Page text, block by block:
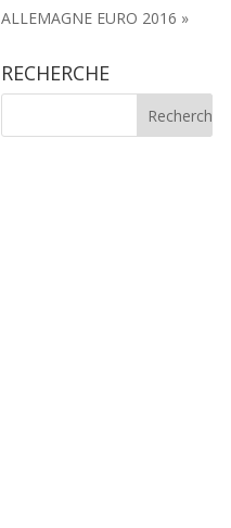
ALLEMAGNE EURO 2016 »
RECHERCHE